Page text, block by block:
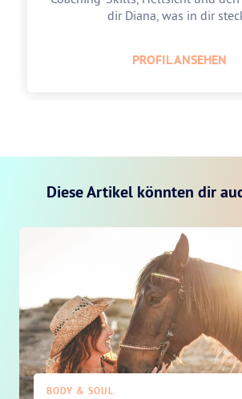
dir Diana, was in dir
PROFIL ANSEHEN
Diese Artikel könnten dir
BODY & SOUL